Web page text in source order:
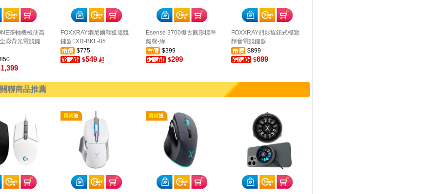
茶軸機械使高
彩背光電競鍵
1,399
FOXXRAY鋼尼爾戰狐電競
鍵盤FXR-BKL-85
$775
$549起
Esense 3700復古圓形標準
鍵盤-綠
$399
$299
FOXXRAY烈影旋鈕式極致
靜音電競鍵盤
$899
$699
關聯商品推薦